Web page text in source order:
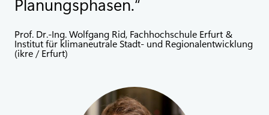
Prof. Dr.-Ing. Wolfgang Rid, Fachhochschule Erfurt &
Institut für klimaneutrale Stadt- und Regionalentwicklung
(ikre / Erfurt)